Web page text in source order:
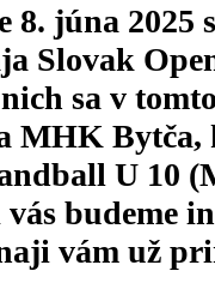
8. júna 2025
Slovak
sa v
MHK Bytča,
U 10
budeme
vám už